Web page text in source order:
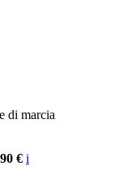
di marcia
€ i